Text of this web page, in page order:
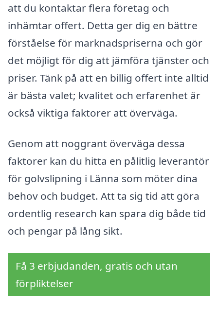
att du kontaktar flera företag och
inhämtar offert. Detta ger dig en bättre
förståelse för marknadspriserna och gör
det möjligt för dig att jämföra tjänster och
priser. Tänk på att en billig offert inte alltid
är bästa valet; kvalitet och erfarenhet är
också viktiga faktorer att överväga.
Genom att noggrant överväga dessa
faktorer kan du hitta en pålitlig leverantör
för golvslipning i Länna som möter dina
behov och budget. Att ta sig tid att göra
ordentlig research kan spara dig både tid
och pengar på lång sikt.
Få 3 erbjudanden, gratis och utan
förpliktelser